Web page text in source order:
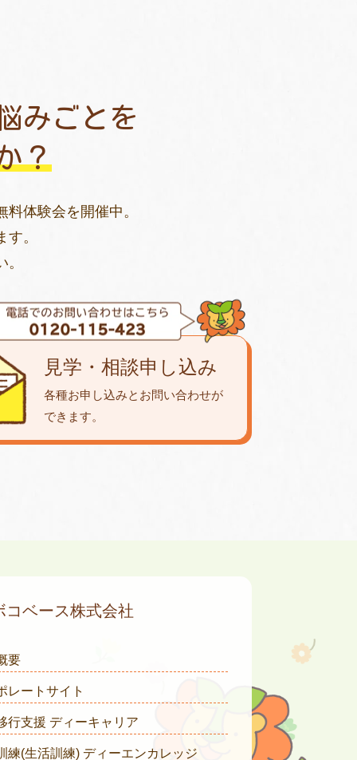
みごとを
？
体験会を開催中。
。
見学・相談申し込み
各種お申し込みとお問い合わせが
できます。
コベース株式会社
要
レートサイト
行支援 ディーキャリア
練(生活訓練) ディーエンカレッジ